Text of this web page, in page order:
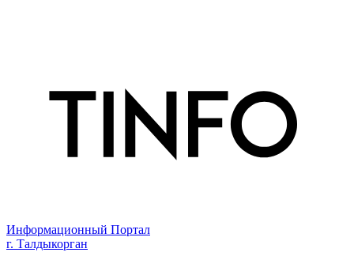
Информационный Портал
г. Талдыкорган